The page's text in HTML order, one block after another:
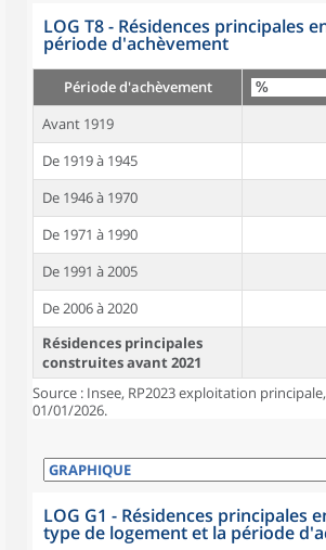
LOG T8 - Résidences principales
période d'achèvement
Période d'achèvement
Avant 1919
De 1919 à 1945
De 1946 à 1970
De 1971 à 1990
De 1991 à 2005
De 2006 à 2020
Résidences principales
construites avant 2021
Source : Insee, RP2023 exploitation
01/01/2026.
LOG G1 - Résidences principales
type de logement et la période